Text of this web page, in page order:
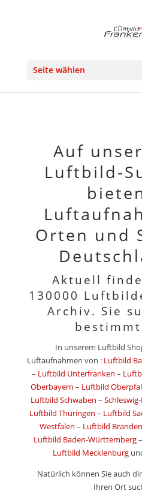
Seite wählen
Auf
Luftbild-
Orten und
Aktuell
130000
Archiv. Sie
In unserem Luftbild
Luftaufnahmen von : Luftbild
– Luftbild Unterfranken –
Oberbayern – Luftbild
Luftbild Schwaben–
Luftbild Thüringen– Luftbild
Westfalen – Luftbild
Luftbild Baden-Württemberg–
Luftbild Mecklenburg
Natürlich können Sie auch
Ihren Ort